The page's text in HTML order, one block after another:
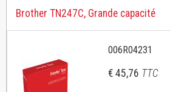
Brother TN247C, Grande capacité
006R04231
€ 45,76 TTC